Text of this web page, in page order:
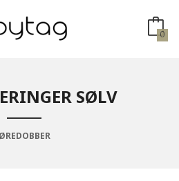
0
SØLV
ØREDOBBER